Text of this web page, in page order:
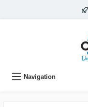
Navigation